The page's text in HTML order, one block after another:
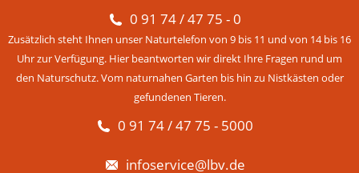
0 91 74 / 47 75 - 0
Zusätzlich steht Ihnen unser Naturtelefon von 9 bis 11 und von 14 bis 16
Uhr zur Verfügung. Hier beantworten wir direkt Ihre Fragen rund um
den Naturschutz. Vom naturnahen Garten bis hin zu Nistkästen oder
gefundenen Tieren.
0 91 74 / 47 75 - 5000
infoservice@lbv.de